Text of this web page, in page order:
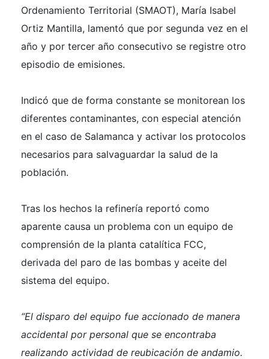
Ordenamiento Territorial (SMAOT), María Isabel
Ortiz Mantilla, lamentó que por segunda vez en el
año y por tercer año consecutivo se registre otro
episodio de emisiones.
Indicó que de forma constante se monitorean los
diferentes contaminantes, con especial atención
en el caso de Salamanca y activar los protocolos
necesarios para salvaguardar la salud de la
población.
Tras los hechos la refinería reportó como
aparente causa un problema con un equipo de
comprensión de la planta catalítica FCC,
derivada del paro de las bombas y aceite del
sistema del equipo.
“El disparo del equipo fue accionado de manera
accidental por personal que se encontraba
realizando actividad de reubicación de andamio.